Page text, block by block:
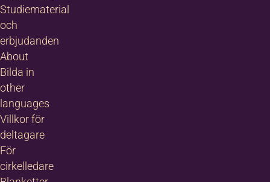
Studiematerial
och
erbjudanden
About
Bilda in
other
languages
Villkor för
deltagare
För
cirkelledare